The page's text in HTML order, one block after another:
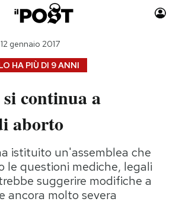
Auto
Moda
Consumismi
Storie/Idee
Ok Boomer!
Media
Europa
HA PIÙ DI 9 ANNI
gennaio 2017
continua a
aborto
istituito un'assemblea che
le questioni mediche, legali
suggerire modifiche a
ancora molto severa